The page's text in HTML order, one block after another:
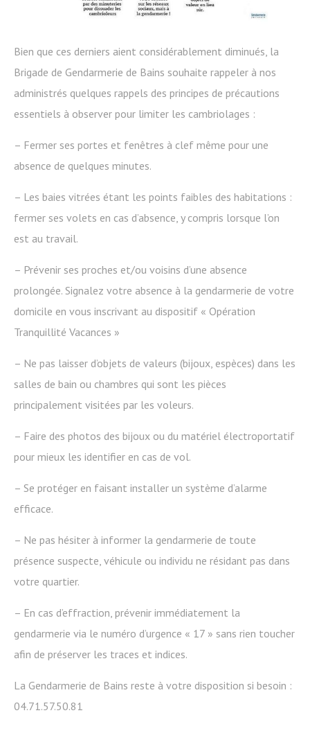
Bien que ces derniers aient considérablement diminués, la
Brigade de Gendarmerie de Bains souhaite rappeler à nos
administrés quelques rappels des principes de précautions
essentiels à observer pour limiter les cambriolages :
– Fermer ses portes et fenêtres à clef même pour une
absence de quelques minutes.
– Les baies vitrées étant les points faibles des habitations :
fermer ses volets en cas d’absence, y compris lorsque l’on
est au travail.
– Prévenir ses proches et/ou voisins d’une absence
prolongée. Signalez votre absence à la gendarmerie de votre
domicile en vous inscrivant au dispositif « Opération
Tranquillité Vacances »
– Ne pas laisser d’objets de valeurs (bijoux, espèces) dans les
salles de bain ou chambres qui sont les pièces
principalement visitées par les voleurs.
– Faire des photos des bijoux ou du matériel électroportatif
pour mieux les identifier en cas de vol.
– Se protéger en faisant installer un système d’alarme
efficace.
– Ne pas hésiter à informer la gendarmerie de toute
présence suspecte, véhicule ou individu ne résidant pas dans
votre quartier.
– En cas d’effraction, prévenir immédiatement la
gendarmerie via le numéro d’urgence « 17 » sans rien toucher
afin de préserver les traces et indices.
La Gendarmerie de Bains reste à votre disposition si besoin :
04.71.57.50.81